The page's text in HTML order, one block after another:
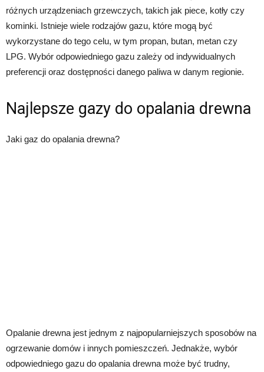
różnych urządzeniach grzewczych, takich jak piece, kotły czy
kominki. Istnieje wiele rodzajów gazu, które mogą być
wykorzystane do tego celu, w tym propan, butan, metan czy
LPG. Wybór odpowiedniego gazu zależy od indywidualnych
preferencji oraz dostępności danego paliwa w danym regionie.
Najlepsze gazy do opalania drewna
Jaki gaz do opalania drewna?
Opalanie drewna jest jednym z najpopularniejszych sposobów na
ogrzewanie domów i innych pomieszczeń. Jednakże, wybór
odpowiedniego gazu do opalania drewna może być trudny,